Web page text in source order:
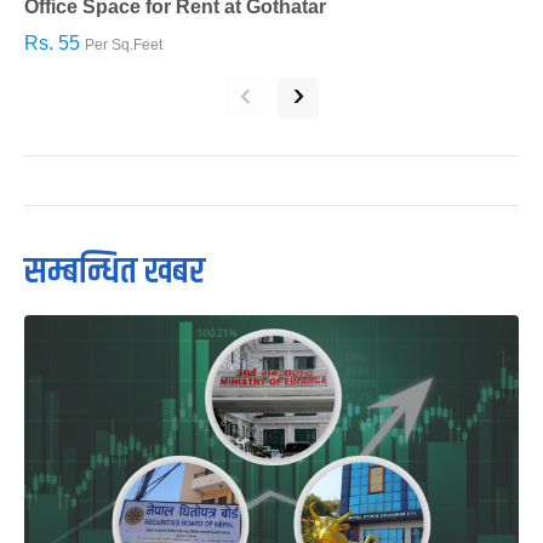
Office Space for Rent at Gothatar
Rs. 55 Per Sq.Feet
‹ ›
सम्बन्धित खबर